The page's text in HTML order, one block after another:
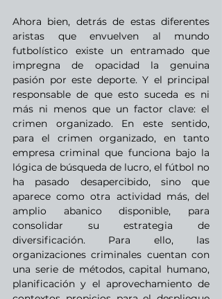
Ahora bien, detrás de estas diferentes
aristas que envuelven al mundo
futbolístico existe un entramado que
impregna de opacidad la genuina
pasión por este deporte. Y el principal
responsable de que esto suceda es ni
más ni menos que un factor clave: el
crimen organizado. En este sentido,
para el crimen organizado, en tanto
empresa criminal que funciona bajo la
lógica de búsqueda de lucro, el fútbol no
ha pasado desapercibido, sino que
aparece como otra actividad más, del
amplio abanico disponible, para
consolidar su estrategia de
diversificación. Para ello, las
organizaciones criminales cuentan con
una serie de métodos, capital humano,
planificación y el aprovechamiento de